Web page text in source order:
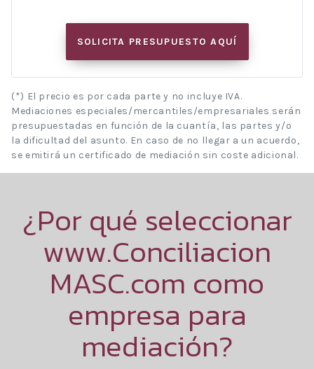
SOLICITA PRESUPUESTO AQUÍ
(*) El precio es por cada parte y no incluye IVA.
Mediaciones especiales/mercantiles/empresariales serán
presupuestadas en función de la cuantía, las partes y/o
la dificultad del asunto. En caso de no llegar a un acuerdo,
se emitirá un certificado de mediación sin coste adicional.
¿Por qué seleccionar
www.Conciliacion
MASC.com como
empresa para
mediación?